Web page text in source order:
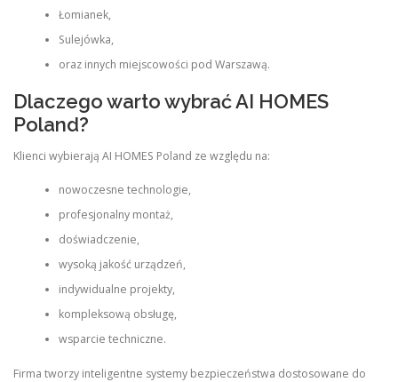
Łomianek,
Sulejówka,
oraz innych miejscowości pod Warszawą.
Dlaczego warto wybrać AI HOMES
Poland?
Klienci wybierają AI HOMES Poland ze względu na:
nowoczesne technologie,
profesjonalny montaż,
doświadczenie,
wysoką jakość urządzeń,
indywidualne projekty,
kompleksową obsługę,
wsparcie techniczne.
Firma tworzy inteligentne systemy bezpieczeństwa dostosowane do